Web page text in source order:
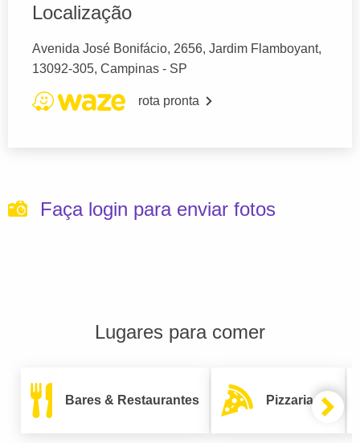
Localização
Avenida José Bonifácio, 2656, Jardim Flamboyant,
13092-305, Campinas - SP
rota pronta
Faça login para enviar fotos
Lugares para comer
Bares & Restaurantes Pizzarias